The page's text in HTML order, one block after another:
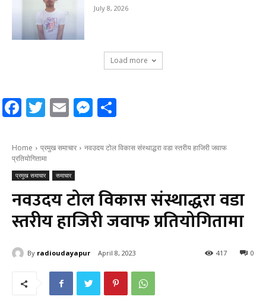
July 8, 2026
Load more
Facebook
Twitter
EmailMessenger